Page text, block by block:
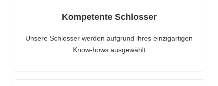
Kompetente Schlosser
Unsere Schlosser werden aufgrund ihres einzigartigen
Know-hows ausgewählt